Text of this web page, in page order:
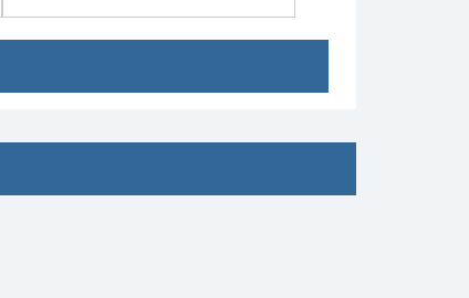
常勤
直無し相談可
求人病院名
募集科目 乳腺外科